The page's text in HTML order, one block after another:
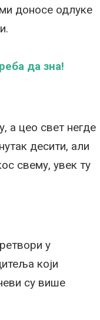
доносе одлуке
да зна!
а цео свет негде
десити, али
свему, увек ту
у
који
су више